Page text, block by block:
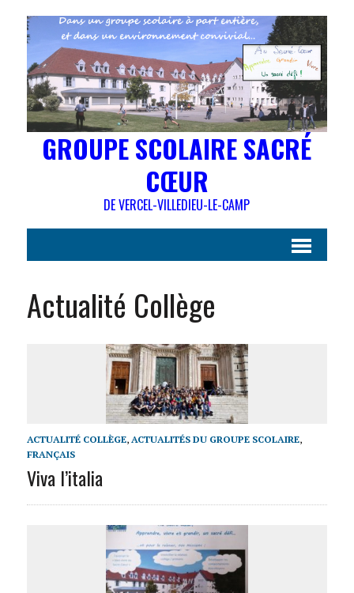
GROUPE SCOLAIRE SACRÉ
CŒUR
DE VERCEL-VILLEDIEU-LE-CAMP
Actualité Collège
ACTUALITÉ COLLÈGE, ACTUALITÉS DU GROUPE SCOLAIRE,
FRANÇAIS
Viva l’italia